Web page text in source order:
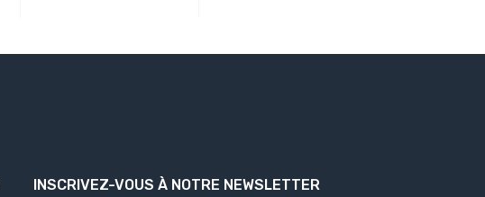
INSCRIVEZ-VOUS À NOTRE NEWSLETTER